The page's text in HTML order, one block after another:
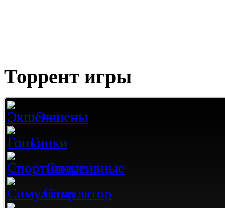
Торрент игры
Экшены
Гонки
Спортивные
Симулятор